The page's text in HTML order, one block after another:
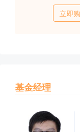
立即
基金经理